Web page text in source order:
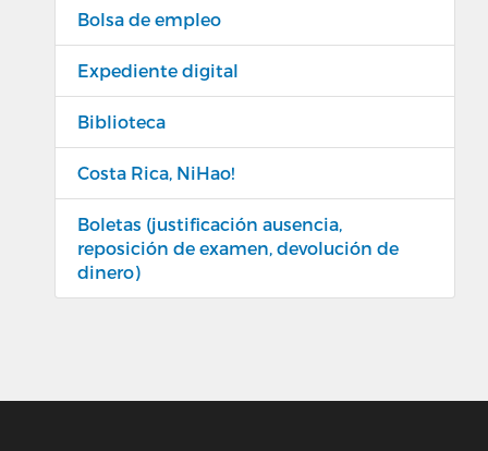
Bolsa de empleo
Expediente digital
Biblioteca
Costa Rica, NiHao!
Boletas (justificación ausencia,
reposición de examen, devolución de
dinero)